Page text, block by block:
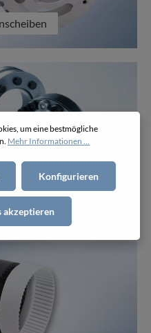
um eine bestmögliche
Mehr Informationen ...
Konfigurieren
akzeptieren